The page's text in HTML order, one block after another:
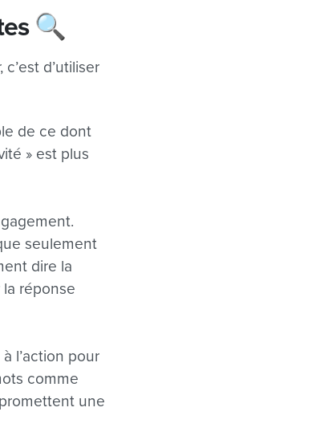
🔍
d’utiliser
de ce dont
» est plus
seulement
dire la
la réponse
l’action pour
comme
une